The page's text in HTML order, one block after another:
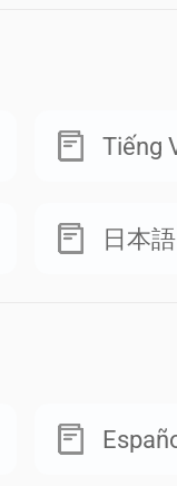
Tiếng
日本語